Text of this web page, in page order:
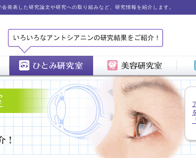
発表した研究論文や研究への取り組みなど、研究情報を紹介します。